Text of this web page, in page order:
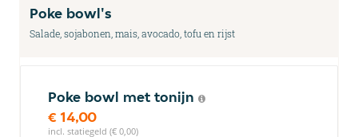
Poke bowl's
Salade, sojabonen, mais, avocado, tofu en rijst
Poke bowl met tonijn
€ 14,00
incl. statiegeld (€ 0,00)